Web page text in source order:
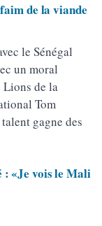
de la viande
le Sénégal
un moral
Lions de la
Tom
gagne des
«Je vois le Mali